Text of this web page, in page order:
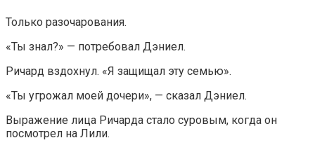
Только разочарования.
«Ты знал?» — потребовал Дэниел.
Ричард вздохнул. «Я защищал эту семью».
«Ты угрожал моей дочери», — сказал Дэниел.
Выражение лица Ричарда стало суровым, когда он
посмотрел на Лили.